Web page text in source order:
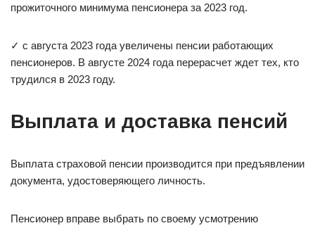
прожиточного минимума пенсионера за 2023 год.
✓ с августа 2023 года увеличены пенсии работающих
пенсионеров. В августе 2024 года перерасчет ждет тех, кто
трудился в 2023 году.
Выплата и доставка пенсий
Выплата страховой пенсии производится при предъявлении
документа, удостоверяющего личность.
Пенсионер вправе выбрать по своему усмотрению